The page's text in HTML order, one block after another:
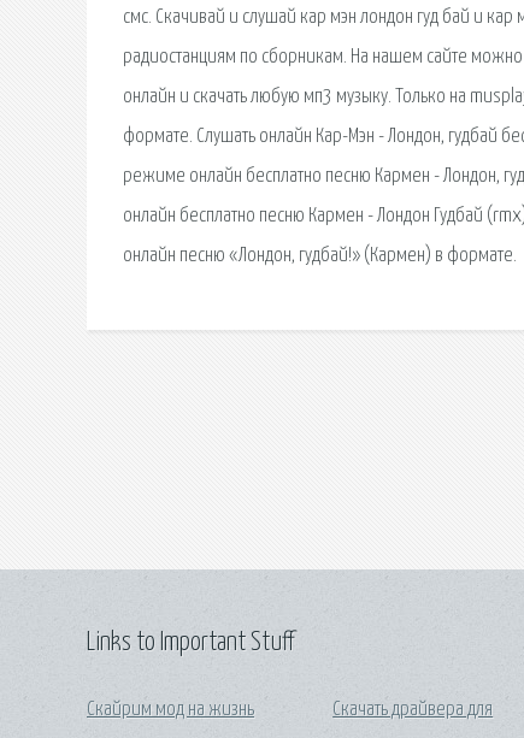
смс. Скачивай и слушай кар мэн лондон гуд бай и
радиостанциям по сборникам. На нашем сайте
онлайн и скачать любую мп3 музыку. Только на
формате. Слушать онлайн Кар-Мэн - Лондон, гудбай
режиме онлайн бесплатно песню Кармен - Лондон,
онлайн бесплатно песню Кармен - Лондон Гудбай
онлайн песню «Лондон, гудбай!» (Кармен) в формате.
Links to Important Stuff
Скайрим мод на жизнь
Скачать драйвера для